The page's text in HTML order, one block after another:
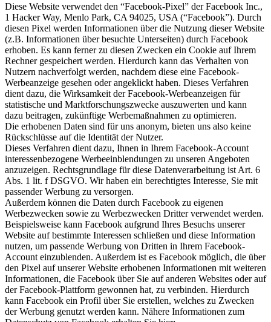
Diese Website verwendet den “Facebook-Pixel” der Facebook Inc.,
1 Hacker Way, Menlo Park, CA 94025, USA (“Facebook”). Durch
diesen Pixel werden Informationen über die Nutzung dieser Website
(z.B. Informationen über besuchte Unterseiten) durch Facebook
erhoben. Es kann ferner zu diesen Zwecken ein Cookie auf Ihrem
Rechner gespeichert werden. Hierdurch kann das Verhalten von
Nutzern nachverfolgt werden, nachdem diese eine Facebook-
Werbeanzeige gesehen oder angeklickt haben. Dieses Verfahren
dient dazu, die Wirksamkeit der Facebook-Werbeanzeigen für
statistische und Marktforschungszwecke auszuwerten und kann
dazu beitragen, zukünftige Werbemaßnahmen zu optimieren.
Die erhobenen Daten sind für uns anonym, bieten uns also keine
Rückschlüsse auf die Identität der Nutzer.
Dieses Verfahren dient dazu, Ihnen in Ihrem Facebook-Account
interessenbezogene Werbeeinblendungen zu unseren Angeboten
anzuzeigen. Rechtsgrundlage für diese Datenverarbeitung ist Art. 6
Abs. 1 lit. f DSGVO. Wir haben ein berechtigtes Interesse, Sie mit
passender Werbung zu versorgen.
Außerdem können die Daten durch Facebook zu eigenen
Werbezwecken sowie zu Werbezwecken Dritter verwendet werden.
Beispielsweise kann Facebook aufgrund Ihres Besuchs unserer
Website auf bestimmte Interessen schließen und diese Information
nutzen, um passende Werbung von Dritten in Ihrem Facebook-
Account einzublenden. Außerdem ist es Facebook möglich, die über
den Pixel auf unserer Website erhobenen Informationen mit weiteren
Informationen, die Facebook über Sie auf anderen Websites oder auf
der Facebook-Plattform gewonnen hat, zu verbinden. Hierdurch
kann Facebook ein Profil über Sie erstellen, welches zu Zwecken
der Werbung genutzt werden kann. Nähere Informationen zum